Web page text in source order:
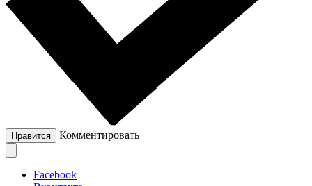
Нравится Комментировать
Facebook